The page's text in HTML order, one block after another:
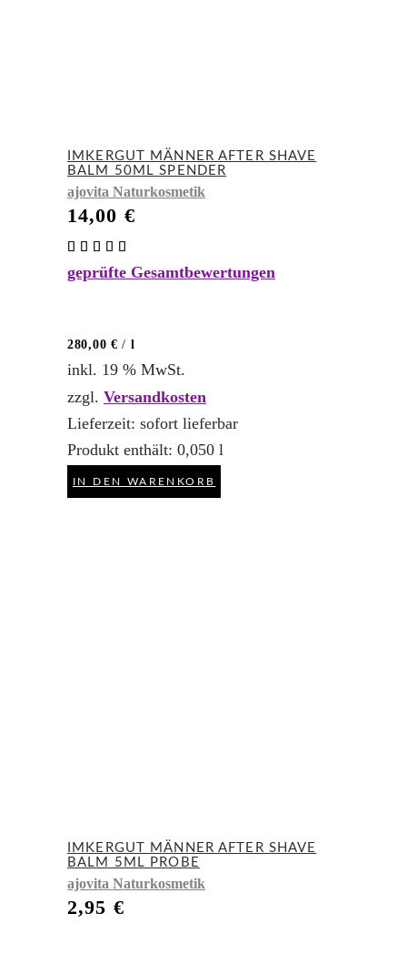
IMKERGUT MÄNNER AFTER SHAVE
BALM 50ML SPENDER
ajovita Naturkosmetik
14,00 €
5.00
geprüfte Gesamtbewertungen
280,00 € / l
inkl. 19 % MwSt.
zzgl. Versandkosten
Lieferzeit: sofort lieferbar
Produkt enthält: 0,050 l
IN DEN WARENKORB
IMKERGUT MÄNNER AFTER SHAVE
BALM 5ML PROBE
ajovita Naturkosmetik
2,95 €